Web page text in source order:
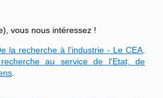
vous nous intéressez !
la recherche à l'industrie - Le CEA,
au service de l'Etat, de